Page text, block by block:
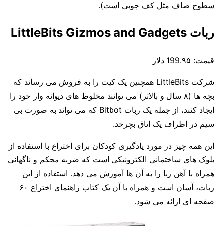
سطوح صاف مثل کف چوبی است).
ربات LittleBits Gizmos and Gadgets
قیمت:
شرکت LittleBits همچنین یک کیت را به فروش می رساند که
بچه ها (۸ سال و بالاتر) می توانند مخلوط های دیوانه وار خود را
ایجاد کنند، از جمله یک ربات Bitbot که می تواند به صورت بی
سیم در اطراف یک اتاق بچرخد.
این همه چیز در مورد یادگیری کودکان برای اختراع با استفاده از
بلوک های ساختمانی الکترونیکی است که ضربه محکم و ناگهانی
همراه با آهن ربا را به آن ها آموزش می دهد. استفاده از این
ربات، آسان است و همراه با آن یک کتاب راهنمای اختراع ۶۰
صفحه ای ارائه می شود.